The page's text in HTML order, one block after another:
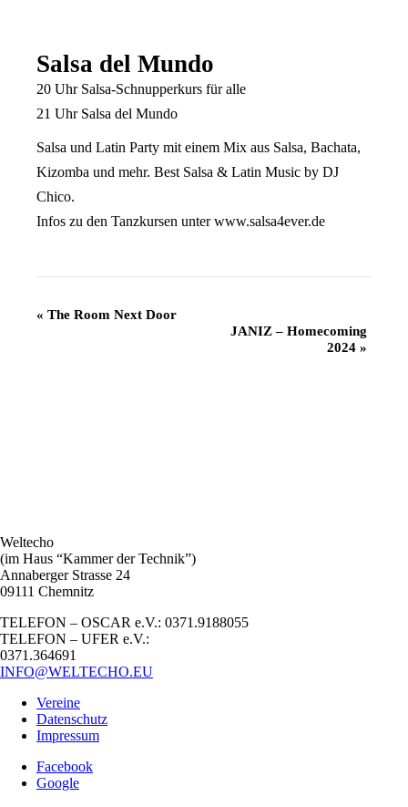
Salsa del Mundo
20 Uhr Salsa-Schnupperkurs für alle
21 Uhr Salsa del Mundo
Salsa und Latin Party mit einem Mix aus Salsa, Bachata,
Kizomba und mehr. Best Salsa & Latin Music by DJ
Chico.
Infos zu den Tanzkursen unter www.salsa4ever.de
Veranstaltung
« The Room Next Door
JANIZ – Homecoming
2024 »
Weltecho
(im Haus “Kammer der Technik”)
Annaberger Strasse 24
09111 Chemnitz
TELEFON – OSCAR e.V.: 0371.9188055
TELEFON – UFER e.V.:
0371.364691
INFO@WELTECHO.EU
Vereine
Datenschutz
Impressum
Facebook
Google